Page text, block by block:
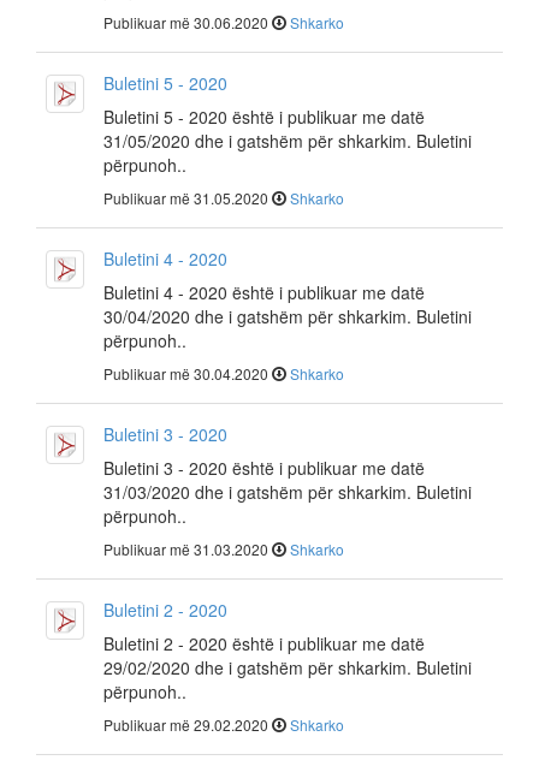
Publikuar më 30.06.2020 Shkarko
Buletini 5 - 2020
Buletini 5 - 2020 është i publikuar me datë
31/05/2020 dhe i gatshëm për shkarkim. Buletini
përpunoh..
Publikuar më 31.05.2020 Shkarko
Buletini 4 - 2020
Buletini 4 - 2020 është i publikuar me datë
30/04/2020 dhe i gatshëm për shkarkim. Buletini
përpunoh..
Publikuar më 30.04.2020 Shkarko
Buletini 3 - 2020
Buletini 3 - 2020 është i publikuar me datë
31/03/2020 dhe i gatshëm për shkarkim. Buletini
përpunoh..
Publikuar më 31.03.2020 Shkarko
Buletini 2 - 2020
Buletini 2 - 2020 është i publikuar me datë
29/02/2020 dhe i gatshëm për shkarkim. Buletini
përpunoh..
Publikuar më 29.02.2020 Shkarko